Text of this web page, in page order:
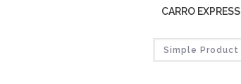
CARRO EXPRESS
Simple Product